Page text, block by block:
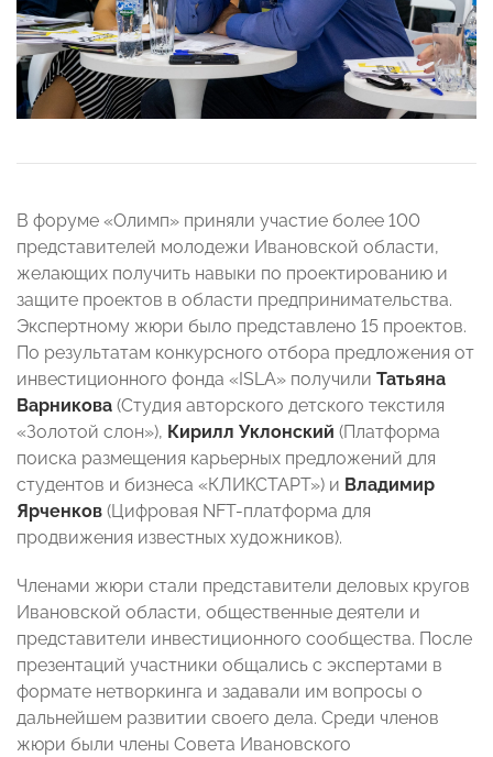
В форуме «Олимп» приняли участие более 100
представителей молодежи Ивановской области,
желающих получить навыки по проектированию и
защите проектов в области предпринимательства.
Экспертному жюри было представлено 15 проектов.
По результатам конкурсного отбора предложения от
инвестиционного фонда «ISLA» получили Татьяна
Варникова (Студия авторского детского текстиля
«Золотой слон»), Кирилл Уклонский (Платформа
поиска размещения карьерных предложений для
студентов и бизнеса «КЛИКСТАРТ») и Владимир
Ярченков (Цифровая NFT-платформа для
продвижения известных художников).
Членами жюри стали представители деловых кругов
Ивановской области, общественные деятели и
представители инвестиционного сообщества. После
презентаций участники общались с экспертами в
формате нетворкинга и задавали им вопросы о
дальнейшем развитии своего дела. Среди членов
жюри были члены Совета Ивановского